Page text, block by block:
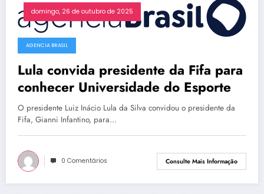
domingo, 26 de outubro de 2025
AGENCIA BRASIL
Lula convida presidente da Fifa para
conhecer Universidade do Esporte
O presidente Luiz Inácio Lula da Silva convidou o presidente da
Fifa, Gianni Infantino, para…
0 Comentários Consulte Mais Informação